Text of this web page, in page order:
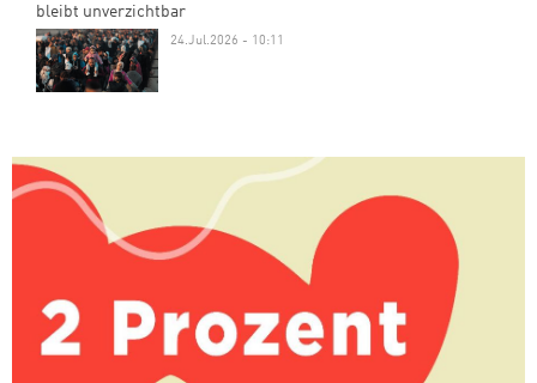
bleibt unverzichtbar
24.Jul.2026 - 10:11